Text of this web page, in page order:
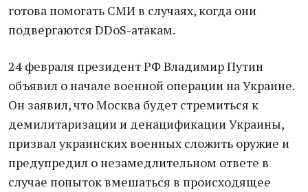
готова помогать СМИ в случаях, когда они
подвергаются DDoS-атакам.
24 февраля президент РФ Владимир Путин
объявил о начале военной операции на Украине.
Он заявил, что Москва будет стремиться к
демилитаризации и денацификации Украины,
призвал украинских военных сложить оружие и
предупредил о незамедлительном ответе в
случае попыток вмешаться в происходящее